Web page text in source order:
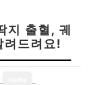
지 출혈, 궤
드려요!